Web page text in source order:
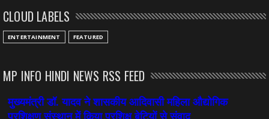
July 08, 2026
CHHATTISGARH
महादेव ऐप केस में बड़ा एक्शन, सौरभ चंद्राकर हिरासत में
July 08, 2026
CLOUD LABELS
ENTERTAINMENT FEATURED
MP INFO HINDI NEWS RSS FEED